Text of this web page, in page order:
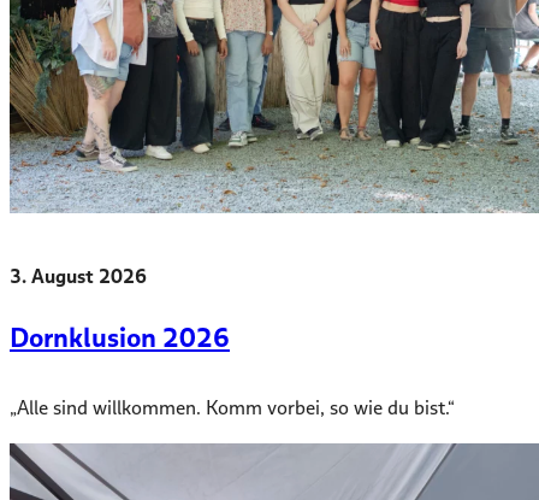
3. August 2026
Dornklusion 2026
„Alle sind willkommen. Komm vorbei, so wie du bist.“